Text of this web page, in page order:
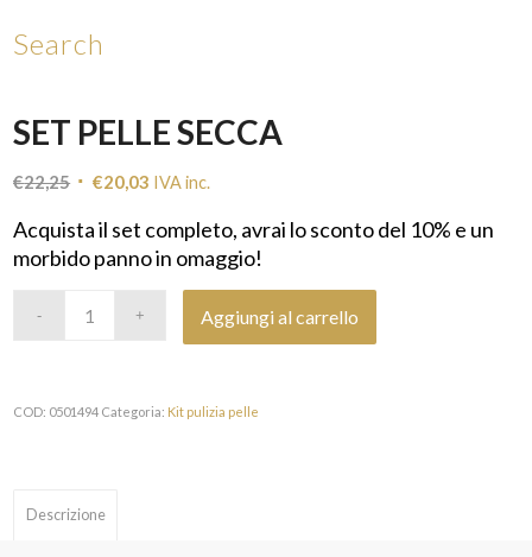
Search
SET PELLE SECCA
€22,25 Il
originale
era:
€22,25.
€20,03 Il
attuale
è:
€20,03.
IVA inc.
Acquista il set completo, avrai lo sconto del 10% e un
morbido panno in omaggio!
Aggiungi al carrello
COD: 0501494 Categoria: Kit pulizia pelle
Descrizione